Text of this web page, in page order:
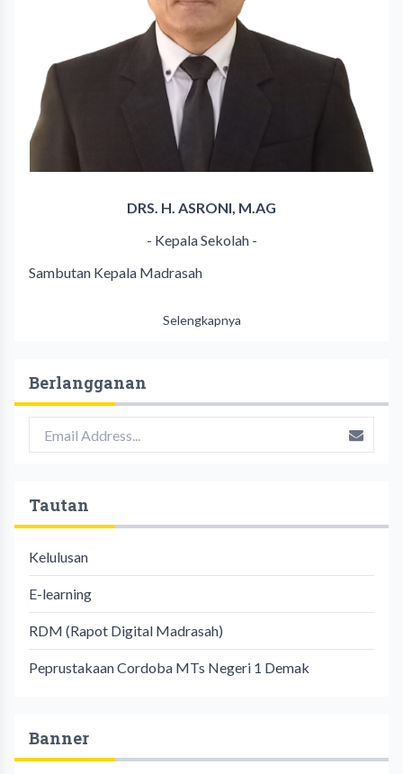
DRS. H. ASRONI, M.AG
- Kepala Sekolah -
Sambutan Kepala Madrasah
Selengkapnya
Berlangganan
Tautan
Kelulusan
E-learning
RDM (Rapot Digital Madrasah)
Peprustakaan Cordoba MTs Negeri 1 Demak
Banner